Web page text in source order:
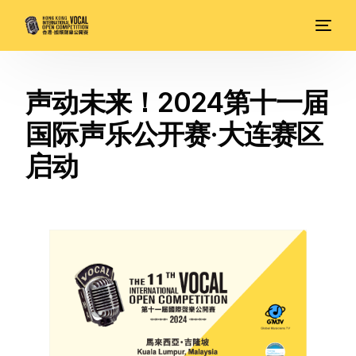
声动未来！2024第十一届
国际声乐公开赛·大连赛区
启动